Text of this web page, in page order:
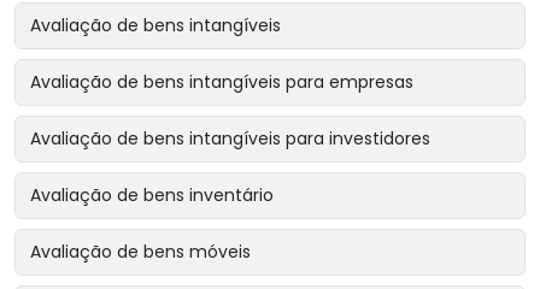
Avaliação de bens intangíveis
Avaliação de bens intangíveis para empresas
Avaliação de bens intangíveis para investidores
Avaliação de bens inventário
Avaliação de bens móveis